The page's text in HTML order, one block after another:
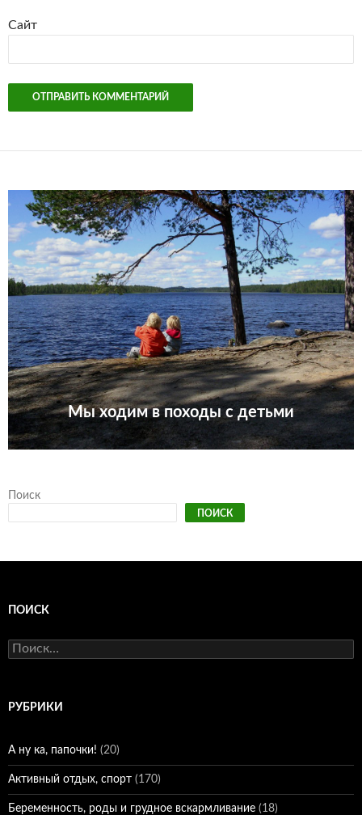
Сайт
Мы ходим в походы с детьми
Поиск
ПОИСК
ПОИСК
Найти:
РУБРИКИ
А ну ка, папочки! (20)
Активный отдых, спорт (170)
Беременность, роды и грудное вскармливание (18)